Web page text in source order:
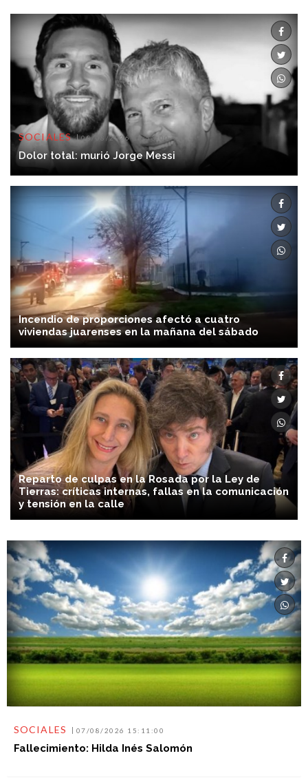
SOCIALES 08/08/2026 13:53:00
Dolor total: murió Jorge Messi
Incendio de proporciones afectó a cuatro
viviendas juarenses en la mañana del sábado
Reparto de culpas en la Rosada por la Ley de
Tierras: críticas internas, fallas en la comunicación
y tensión en la calle
SOCIALES 07/08/2026 15:11:00
Fallecimiento: Hilda Inés Salomón